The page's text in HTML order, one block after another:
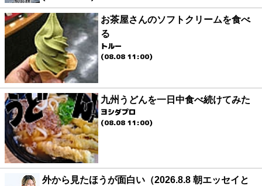
お茶屋さんのソフトクリームを食べ
る
トルー
(08.08 11:00)
九州うどんを一日中食べ続けてみた
ヨシダプロ
(08.08 11:00)
外から見たほうが面白い（2026.8.8 朝エッセイと